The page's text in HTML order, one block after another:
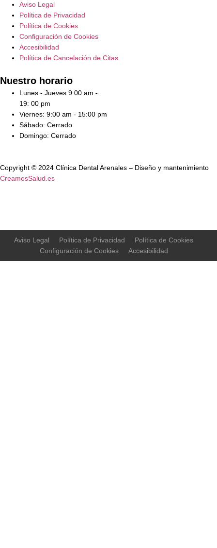
Aviso Legal
Política de Privacidad
Política de Cookies
Configuración de Cookies
Accesibilidad
Política de Cancelación de Citas
Nuestro horario
Lunes - Jueves 9:00 am -
19: 00 pm
Viernes: 9:00 am - 15:00 pm
Sábado: Cerrado
Domingo: Cerrado
Copyright © 2024 Clínica Dental Arenales – Diseño y mantenimiento
CreamosSalud.es
Aviso Legal Política de Privacidad
Política de Cookies
Configuración de Cookies
Accesibilidad